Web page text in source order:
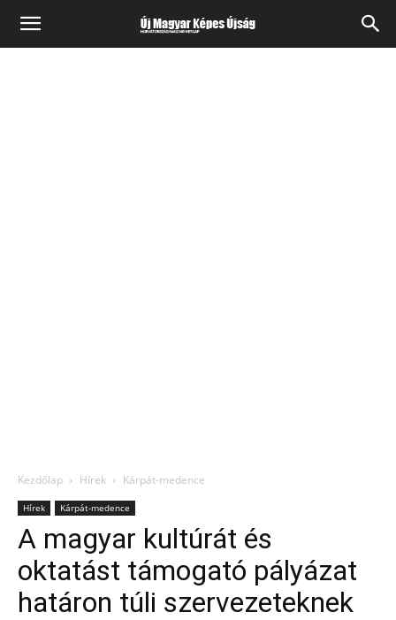
Kezdőlap Hírek Kárpát-medence
Hírek Kárpát-medence
A magyar kultúrát és
oktatást támogató pályázat
határon túli szervezeteknek